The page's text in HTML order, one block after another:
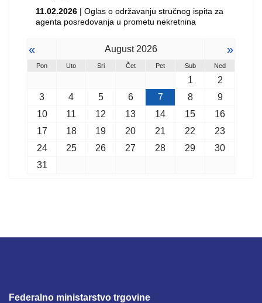
11.02.2026 | Oglas o održavanju stručnog ispita za
agenta posredovanja u prometu nekretnina
« August 2026 »
Pon Uto Sri Čet Pet Sub Ned
1
2
3
4 5 6 7 8
9
10
11 12 13 14 15
16
17
18 19 20 21 22
23
24
25 26 27 28 29
30
31
Federalno ministarstvo trgovine